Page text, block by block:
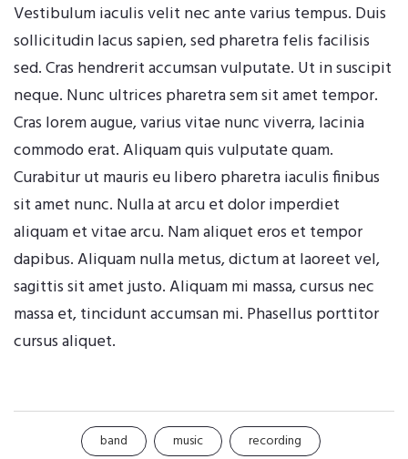
Vestibulum iaculis velit nec ante varius tempus. Duis
sollicitudin lacus sapien, sed pharetra felis facilisis
sed. Cras hendrerit accumsan vulputate. Ut in suscipit
neque. Nunc ultrices pharetra sem sit amet tempor.
Cras lorem augue, varius vitae nunc viverra, lacinia
commodo erat. Aliquam quis vulputate quam.
Curabitur ut mauris eu libero pharetra iaculis finibus
sit amet nunc. Nulla at arcu et dolor imperdiet
aliquam et vitae arcu. Nam aliquet eros et tempor
dapibus. Aliquam nulla metus, dictum at laoreet vel,
sagittis sit amet justo. Aliquam mi massa, cursus nec
massa et, tincidunt accumsan mi. Phasellus porttitor
cursus aliquet.
band music recording